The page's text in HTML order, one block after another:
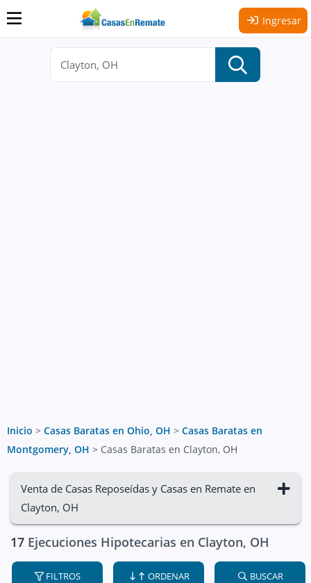
Ingresar
Inicio > Casas Baratas en Ohio, OH > Casas Baratas en
Montgomery, OH > Casas Baratas en Clayton, OH
Venta de Casas Reposeídas y Casas en Remate en
Clayton, OH
17 Ejecuciones Hipotecarias en Clayton, OH
FILTROS ORDENAR BUSCAR